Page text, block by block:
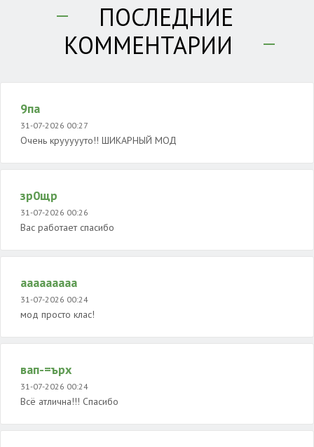
ПОСЛЕДНИЕ
КОММЕНТАРИИ
9па
31-07-2026 00:27
Очень круууууто!! ШИКАРНЫЙ МОД
зр0щр
31-07-2026 00:26
Вас работает спасибо
ааааааааа
31-07-2026 00:24
мод просто клас!
вап-=ърх
31-07-2026 00:24
Всё атлична!!! Спасибо